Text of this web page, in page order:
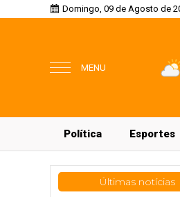
Domingo, 09 de Agosto de
MENU
Política Esportes
Últimas notícias
CFOs priorizam tecnologia e IA,